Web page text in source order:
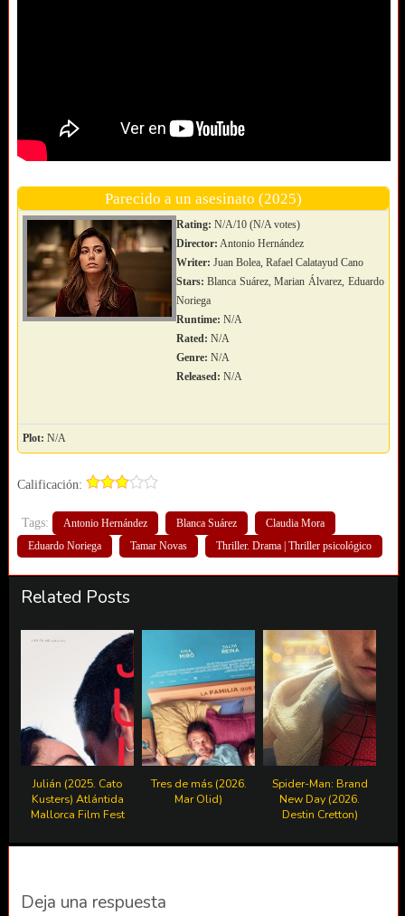
Parecido a un asesinato (2025)
Rating: N/A/10 (N/A votes)
Director: Antonio Hernández
Writer: Juan Bolea, Rafael Calatayud Cano
Stars: Blanca Suárez, Marian Álvarez, Eduardo
Noriega
Runtime: N/A
Rated: N/A
Genre: N/A
Released: N/A
Plot: N/A
Calificación:
Tags: Antonio Hernández Blanca Suárez
Claudia Mora
Eduardo Noriega
Tamar Novas Thriller. Drama | Thriller psicológico
Related Posts
Julián (2025. Cato
Kusters) Atlántida
Mallorca Film Fest
Tres de más (2026.
Mar Olid)
Spider-Man: Brand
New Day (2026.
Destin Cretton)
Deja una respuesta